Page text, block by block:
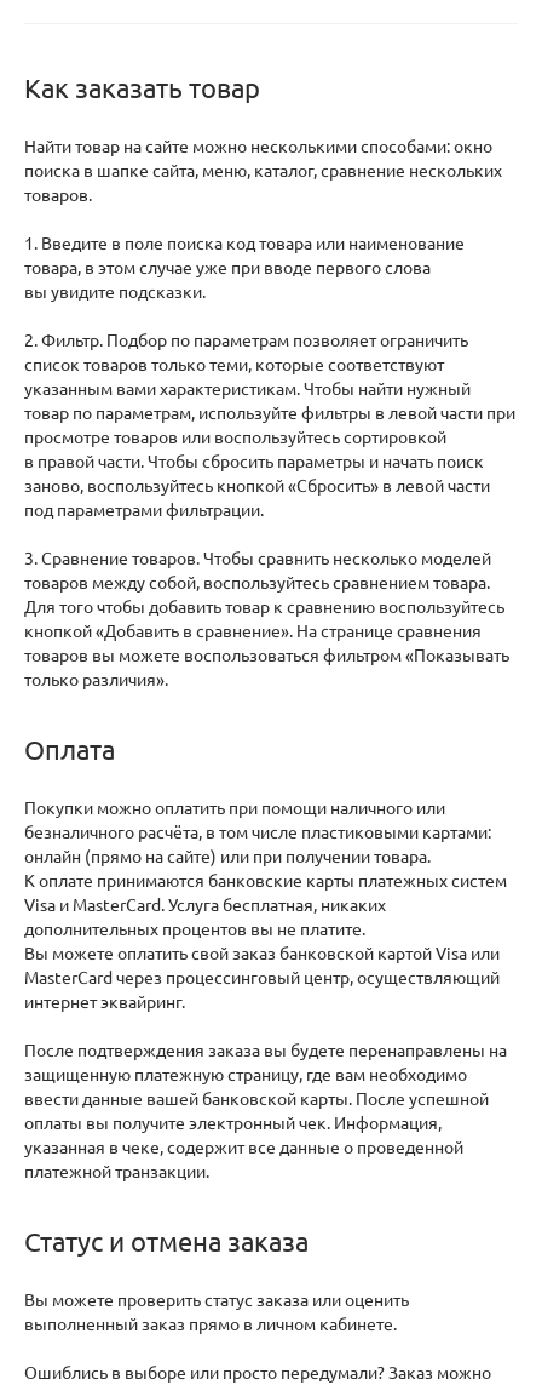
Как заказать товар
Найти товар на сайте можно несколькими способами: окно
поиска в шапке сайта, меню, каталог, сравнение нескольких
товаров.
1. Введите в поле поиска код товара или наименование
товара, в этом случае уже при вводе первого слова
вы увидите подсказки.
2. Фильтр. Подбор по параметрам позволяет ограничить
список товаров только теми, которые соответствуют
указанным вами характеристикам. Чтобы найти нужный
товар по параметрам, используйте фильтры в левой части при
просмотре товаров или воспользуйтесь сортировкой
в правой части. Чтобы сбросить параметры и начать поиск
заново, воспользуйтесь кнопкой «Сбросить» в левой части
под параметрами фильтрации.
3. Сравнение товаров. Чтобы сравнить несколько моделей
товаров между собой, воспользуйтесь сравнением товара.
Для того чтобы добавить товар к сравнению воспользуйтесь
кнопкой «Добавить в сравнение». На странице сравнения
товаров вы можете воспользоваться фильтром «Показывать
только различия».
Оплата
Покупки можно оплатить при помощи наличного или
безналичного расчёта, в том числе пластиковыми картами:
онлайн (прямо на сайте) или при получении товара.
К оплате принимаются банковские карты платежных систем
Visa и MasterCard. Услуга бесплатная, никаких
дополнительных процентов вы не платите.
Вы можете оплатить свой заказ банковской картой Visa или
MasterCard через процессинговый центр, осуществляющий
интернет эквайринг.
После подтверждения заказа вы будете перенаправлены на
защищенную платежную страницу, где вам необходимо
ввести данные вашей банковской карты. После успешной
оплаты вы получите электронный чек. Информация,
указанная в чеке, содержит все данные о проведенной
платежной транзакции.
Статус и отмена заказа
Вы можете проверить статус заказа или оценить
выполненный заказ прямо в личном кабинете.
Ошиблись в выборе или просто передумали? Заказ можно